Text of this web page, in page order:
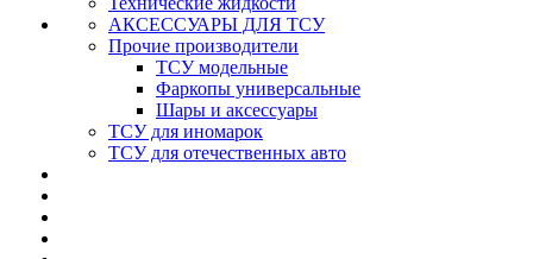
АКСЕССУАРЫ ДЛЯ ТСУ
Прочие производители
ТСУ модельные
Фаркопы универсальные
Шары и аксессуары
ТСУ для иномарок
ТСУ для отечественных авто